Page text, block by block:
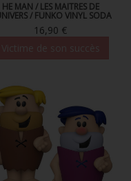
HE MAN / LES MAITRES DE
/ FUNKO VINYL SODA
16,90 €